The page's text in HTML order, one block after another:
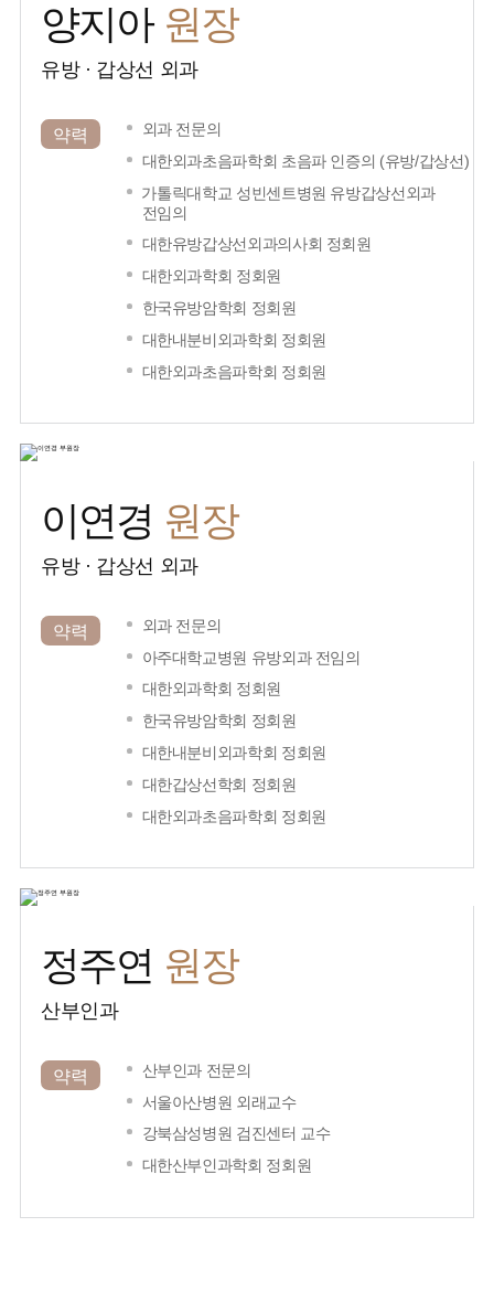
양지아 원장
유방 · 갑상선 외과
약력 외과 전문의
대한외과초음파학회 초음파 인증의 (유방/갑상선)
가톨릭대학교 성빈센트병원 유방갑상선외과
전임의
대한유방갑상선외과의사회 정회원
대한외과학회 정회원
한국유방암학회 정회원
대한내분비외과학회 정회원
대한외과초음파학회 정회원
이연경 원장
유방 · 갑상선 외과
약력 외과 전문의
아주대학교병원 유방외과 전임의
대한외과학회 정회원
한국유방암학회 정회원
대한내분비외과학회 정회원
대한갑상선학회 정회원
대한외과초음파학회 정회원
정주연 원장
산부인과
약력 산부인과 전문의
서울아산병원 외래교수
강북삼성병원 검진센터 교수
대한산부인과학회 정회원